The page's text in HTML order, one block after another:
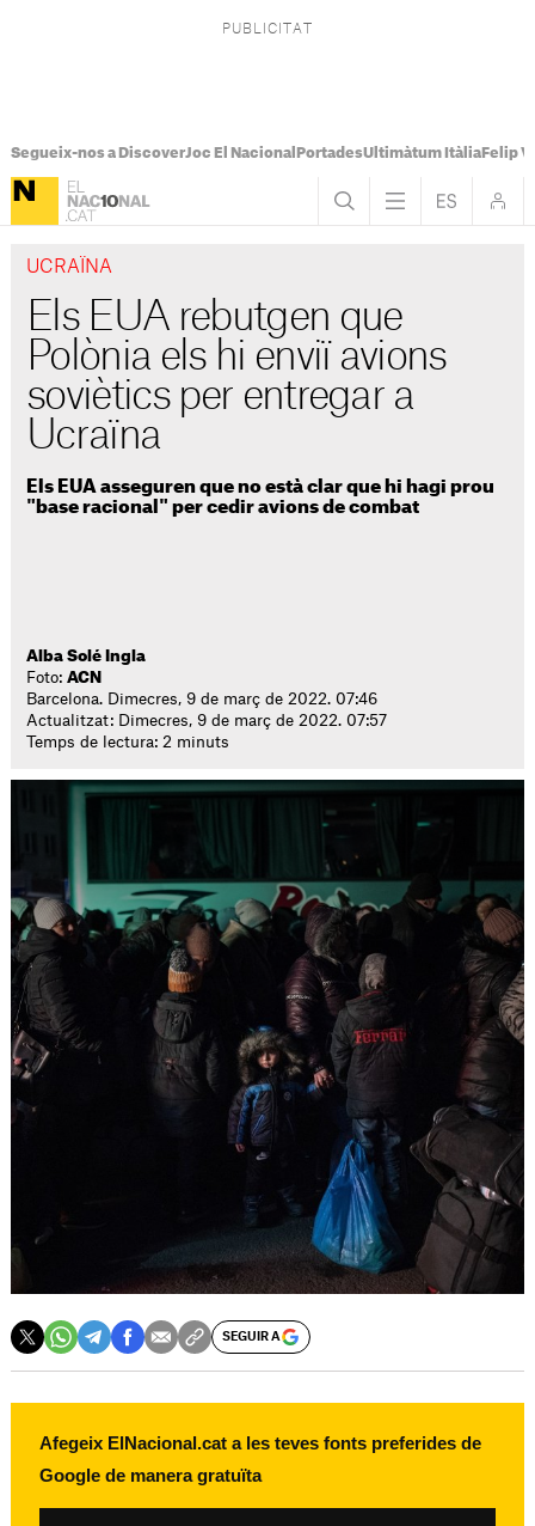
Segueix-nos a DiscoverJoc El Nacional PortadesUltimàtum ItàliaFelip
UCRAÏNA
Els EUA rebutgen que
Polònia els hi enviï avions
soviètics per entregar a
Ucraïna
Els EUA asseguren que no està clar que hi hagi prou
"base racional" per cedir avions de combat
Alba Solé Ingla
Foto:ACN
Barcelona. Dimecres, 9 de març de 2022. 07:46
Actualitzat: Dimecres, 9 de març de 2022. 07:57
Temps de lectura: 2 minuts
SEGUIR A
Afegeix ElNacional.cat a les teves fonts preferides de
Google de manera gratuïta